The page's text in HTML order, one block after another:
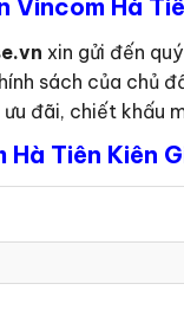
Vincom Hà
xin gửi đến
sách của chủ
đãi, chiết khấu
Tiên Kiên